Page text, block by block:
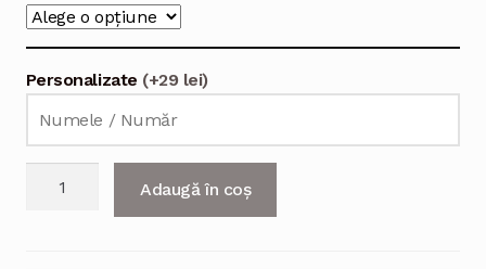
Personalizate (+29 lei)
Adaugă în coș